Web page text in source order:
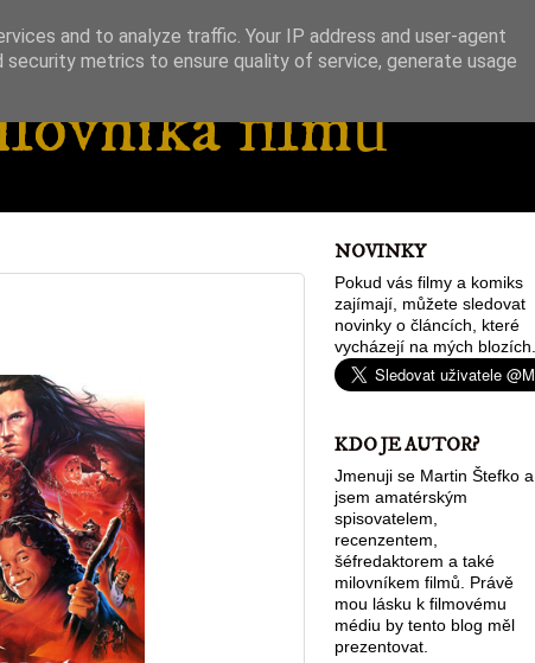
filmů
NOVINKY
Pokud vás filmy a komiks
zajímají, můžete sledovat
novinky o článcích, které
vycházejí na mých blozích.
KDO JE AUTOR?
Jmenuji se Martin Štefko a
jsem amatérským
spisovatelem,
recenzentem,
šéfredaktorem a také
milovníkem filmů. Právě
mou lásku k filmovému
médiu by tento blog měl
prezentovat.
and to analyze traffic. Your IP address and user-agent
metrics to ensure quality of service, generate usage